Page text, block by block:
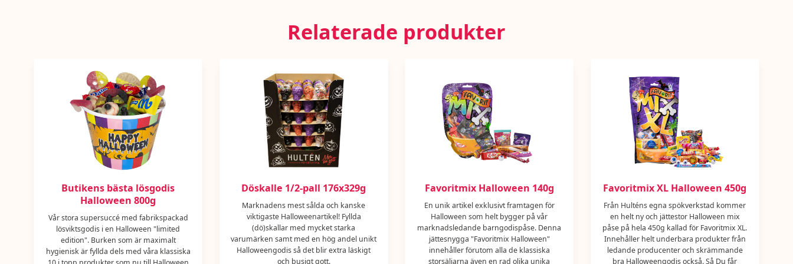
Relaterade produkter
Butikens bästa lösgodis
Halloween 800g
Vår stora supersuccé med fabrikspackad
lösviktsgodis i en Halloween "limited
edition". Burken som är maximalt
hygienisk är fyllda dels med våra klassiska
Döskalle 1/2-pall 176x329g
Marknadens mest sålda och kanske
viktigaste Halloweenartikel! Fyllda
(dö)skallar med mycket starka
varumärken samt med en hög andel unikt
Halloweengodis så det blir extra läskigt
och busigt gott.
Favoritmix Halloween 140g
En unik artikel exklusivt framtagen för
Halloween som helt bygger på vår
marknadsledande barngodispåse. Denna
jättesnygga "Favoritmix Halloween"
innehåller förutom alla de klassiska
storsäljarna även en rad olika unika
Favoritmix XL Halloween 450g
Från Hulténs egna spökverkstad kommer
en helt ny och jättestor Halloween mix
påse på hela 450g kallad för Favoritmix XL.
Innehåller helt underbara produkter från
ledande producenter och skrämmande
bra Halloweengodis också. Så Du får